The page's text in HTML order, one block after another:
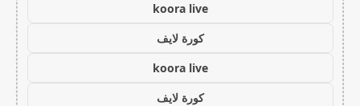
koora live
كورة لايف
koora live
كورة لايف